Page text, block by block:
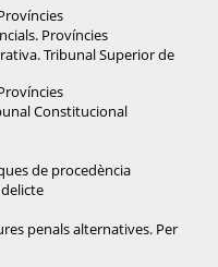
Províncies
Tribunal Superior de
Constitucional
de procedència
penals alternatives. Per